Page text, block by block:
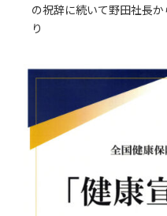
の祝辞に続いて野田社長
り